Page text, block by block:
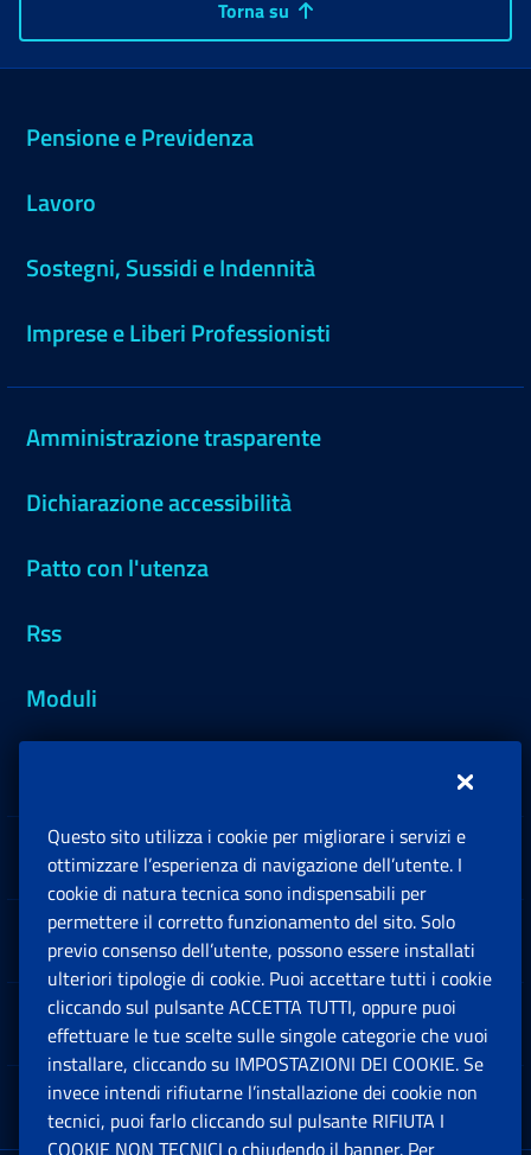
Torna su
Pensione e Previdenza
Lavoro
Sostegni, Sussidi e Indennità
Imprese e Liberi Professionisti
Amministrazione trasparente
Dichiarazione accessibilità
Patto con l'utenza
Rss
Moduli
Sedi e Contatti
Software
Note Legali
App mobile
Questo sito utilizza i cookie per migliorare i servizi e
ottimizzare l’esperienza di navigazione dell’utente. I
cookie di natura tecnica sono indispensabili per
permettere il corretto funzionamento del sito. Solo
previo consenso dell’utente, possono essere installati
ulteriori tipologie di cookie. Puoi accettare tutti i cookie
cliccando sul pulsante ACCETTA TUTTI, oppure puoi
effettuare le tue scelte sulle singole categorie che vuoi
installare, cliccando su IMPOSTAZIONI DEI COOKIE. Se
invece intendi rifiutarne l’installazione dei cookie non
tecnici, puoi farlo cliccando sul pulsante RIFIUTA I
COOKIE NON TECNICI o chiudendo il banner. Per